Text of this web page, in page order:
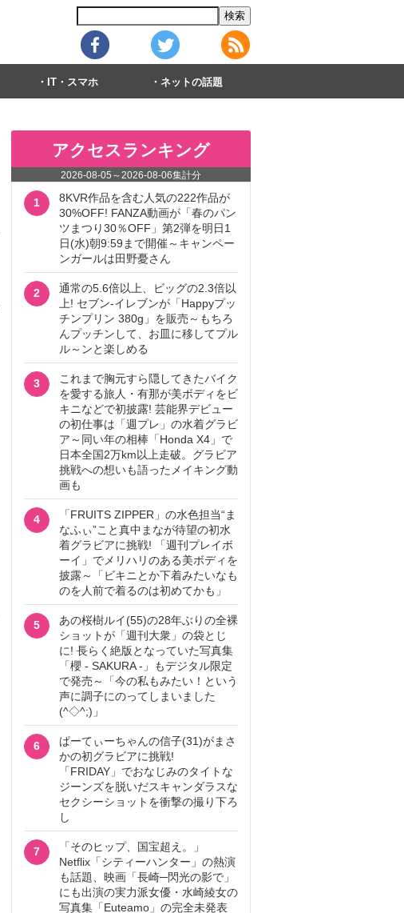
IT・スマホ ネットの話題
アクセスランキング
2026-08-05 ～2026-08-06集計分
1
8KVR作品を含む人気の222作品が
30%OFF! FANZA動画が「春のパン
ツまつり30％OFF」第2弾を明日1
日(水)朝9:59まで開催～キャンペー
ンガールは田野憂さん
2
通常の5.6倍以上、ビッグの2.3倍以
上! セブン‐イレブンが「Happyプッ
チンプリン 380g」を販売～もちろ
んプッチンして、お皿に移してプル
ル～ンと楽しめる
3
これまで胸元すら隠してきたバイク
を愛する旅人・有那が美ボディをビ
キニなどで初披露! 芸能界デビュー
の初仕事は「週プレ」の水着グラビ
ア～同い年の相棒「Honda X4」で
日本全国2万km以上走破。グラビア
挑戦への想いも語ったメイキング動
画も
4
「FRUITS ZIPPER」の水色担当“ま
なふぃ”こと真中まなが待望の初水
着グラビアに挑戦! 「週刊プレイボ
ーイ」でメリハリのある美ボディを
披露～「ビキニとか下着みたいなも
のを人前で着るのは初めてかも」
5
あの桜樹ルイ(55)の28年ぶりの全裸
ショットが「週刊大衆」の袋とじ
に! 長らく絶版となっていた写真集
「櫻 - SAKURA -」もデジタル限定
で発売～「今の私もみたい！という
声に調子にのってしまいました
(^◇^;)」
6
ぱーてぃーちゃんの信子(31)がまさ
かの初グラビアに挑戦!
「FRIDAY」でおなじみのタイトな
ジーンズを脱いだスキャンダラスな
セクシーショットを衝撃の撮り下ろ
し
7
「そのヒップ、国宝超え。」
Netflix「シティーハンター」の熱演
も話題、映画「長崎─閃光の影で」
にも出演の実力派女優・水崎綾女の
写真集「Euteamo」の完全未発表